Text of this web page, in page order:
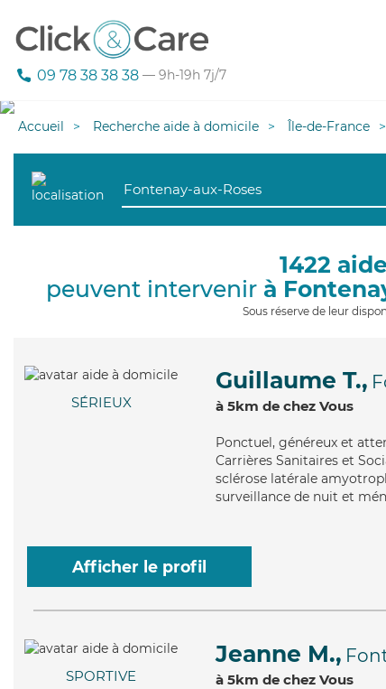
09 78 38 38 38 — 9h-19h 7j/7
Accueil Recherche aide à domicile Île-de-France
1422
peuvent intervenir à
Sous réserve de leur
SÉRIEUX
Guillaume T.,
à 5km de chez Vous
Ponctuel, généreux et
Carrières Sanitaires et
sclérose latérale
surveillance de nuit et
Afficher le profil
SPORTIVE
Jeanne M.,
à 5km de chez Vous